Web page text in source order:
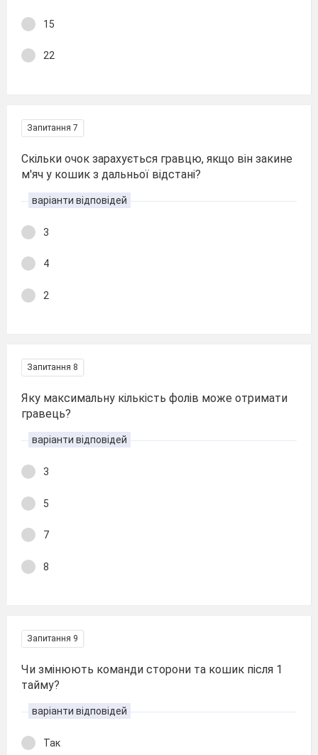
15
22
Запитання 7
Скільки очок зарахується гравцю, якщо він закине
м'яч у кошик з дальньої відстані?
варіанти відповідей
3
4
2
Запитання 8
Яку максимальну кількість фолів може отримати
гравець?
варіанти відповідей
3
5
7
8
Запитання 9
Чи змінюють команди сторони та кошик після 1
тайму?
варіанти відповідей
Так